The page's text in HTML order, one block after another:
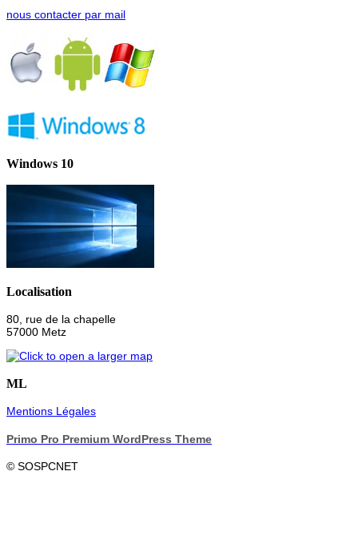
nous contacter par mail
Windows 10
Localisation
80, rue de la chapelle
57000 Metz
ML
Mentions Légales
Primo Pro Premium WordPress Theme
© SOSPCNET